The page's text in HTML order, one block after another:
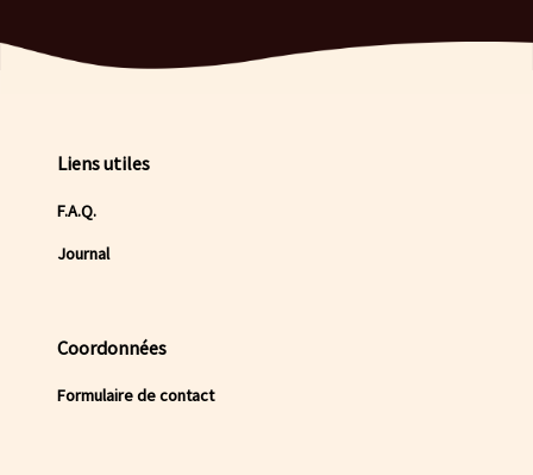
Liens utiles
F.A.Q.
Journal
Coordonnées
Formulaire de contact